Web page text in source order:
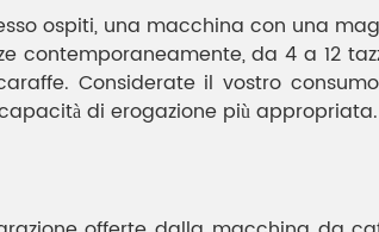
ospiti, una macchina con una
contemporaneamente, da 4 a 12
Considerate il vostro
di erogazione più appropriata.